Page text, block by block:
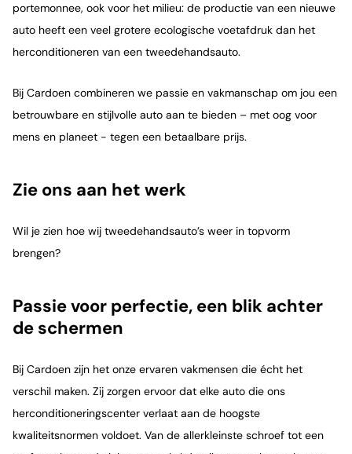
portemonnee, ook voor het milieu: de productie van een nieuwe
auto heeft een veel grotere ecologische voetafdruk dan het
herconditioneren van een tweedehandsauto.
Bij Cardoen combineren we passie en vakmanschap om jou een
betrouwbare en stijlvolle auto aan te bieden – met oog voor
mens en planeet - tegen een betaalbare prijs.
Zie ons aan het werk
Wil je zien hoe wij tweedehandsauto’s weer in topvorm
brengen?
Passie voor perfectie, een blik achter
de schermen
Bij Cardoen zijn het onze ervaren vakmensen die écht het
verschil maken. Zij zorgen ervoor dat elke auto die ons
herconditioneringscenter verlaat aan de hoogste
kwaliteitsnormen voldoet. Van de allerkleinste schroef tot een